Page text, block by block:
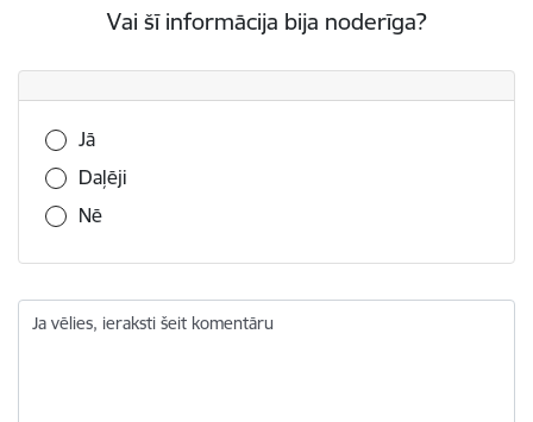
Vai šī informācija bija noderīga?
Vai šī informācija bija noderīga?
Jā
Daļēji
Nē
Ja vēlies, ieraksti šeit komentāru